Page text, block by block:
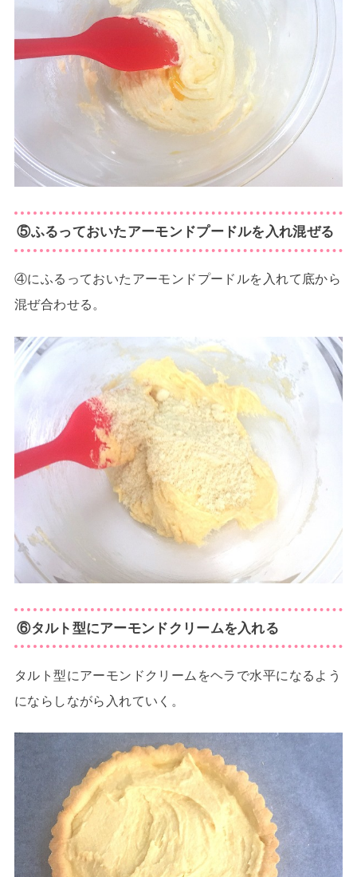
⑤ふるっておいたアーモンドプードルを入れ混ぜる
④にふるっておいたアーモンドプードルを入れて底から
混ぜ合わせる。
⑥タルト型にアーモンドクリームを入れる
タルト型にアーモンドクリームをヘラで水平になるよう
にならしながら入れていく。